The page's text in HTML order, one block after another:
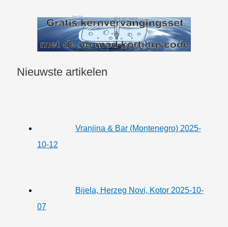
Nieuwste artikelen
Vranjina & Bar (Montenegro) 2025-
10-12
Bijela, Herzeg Novi, Kotor 2025-10-
07